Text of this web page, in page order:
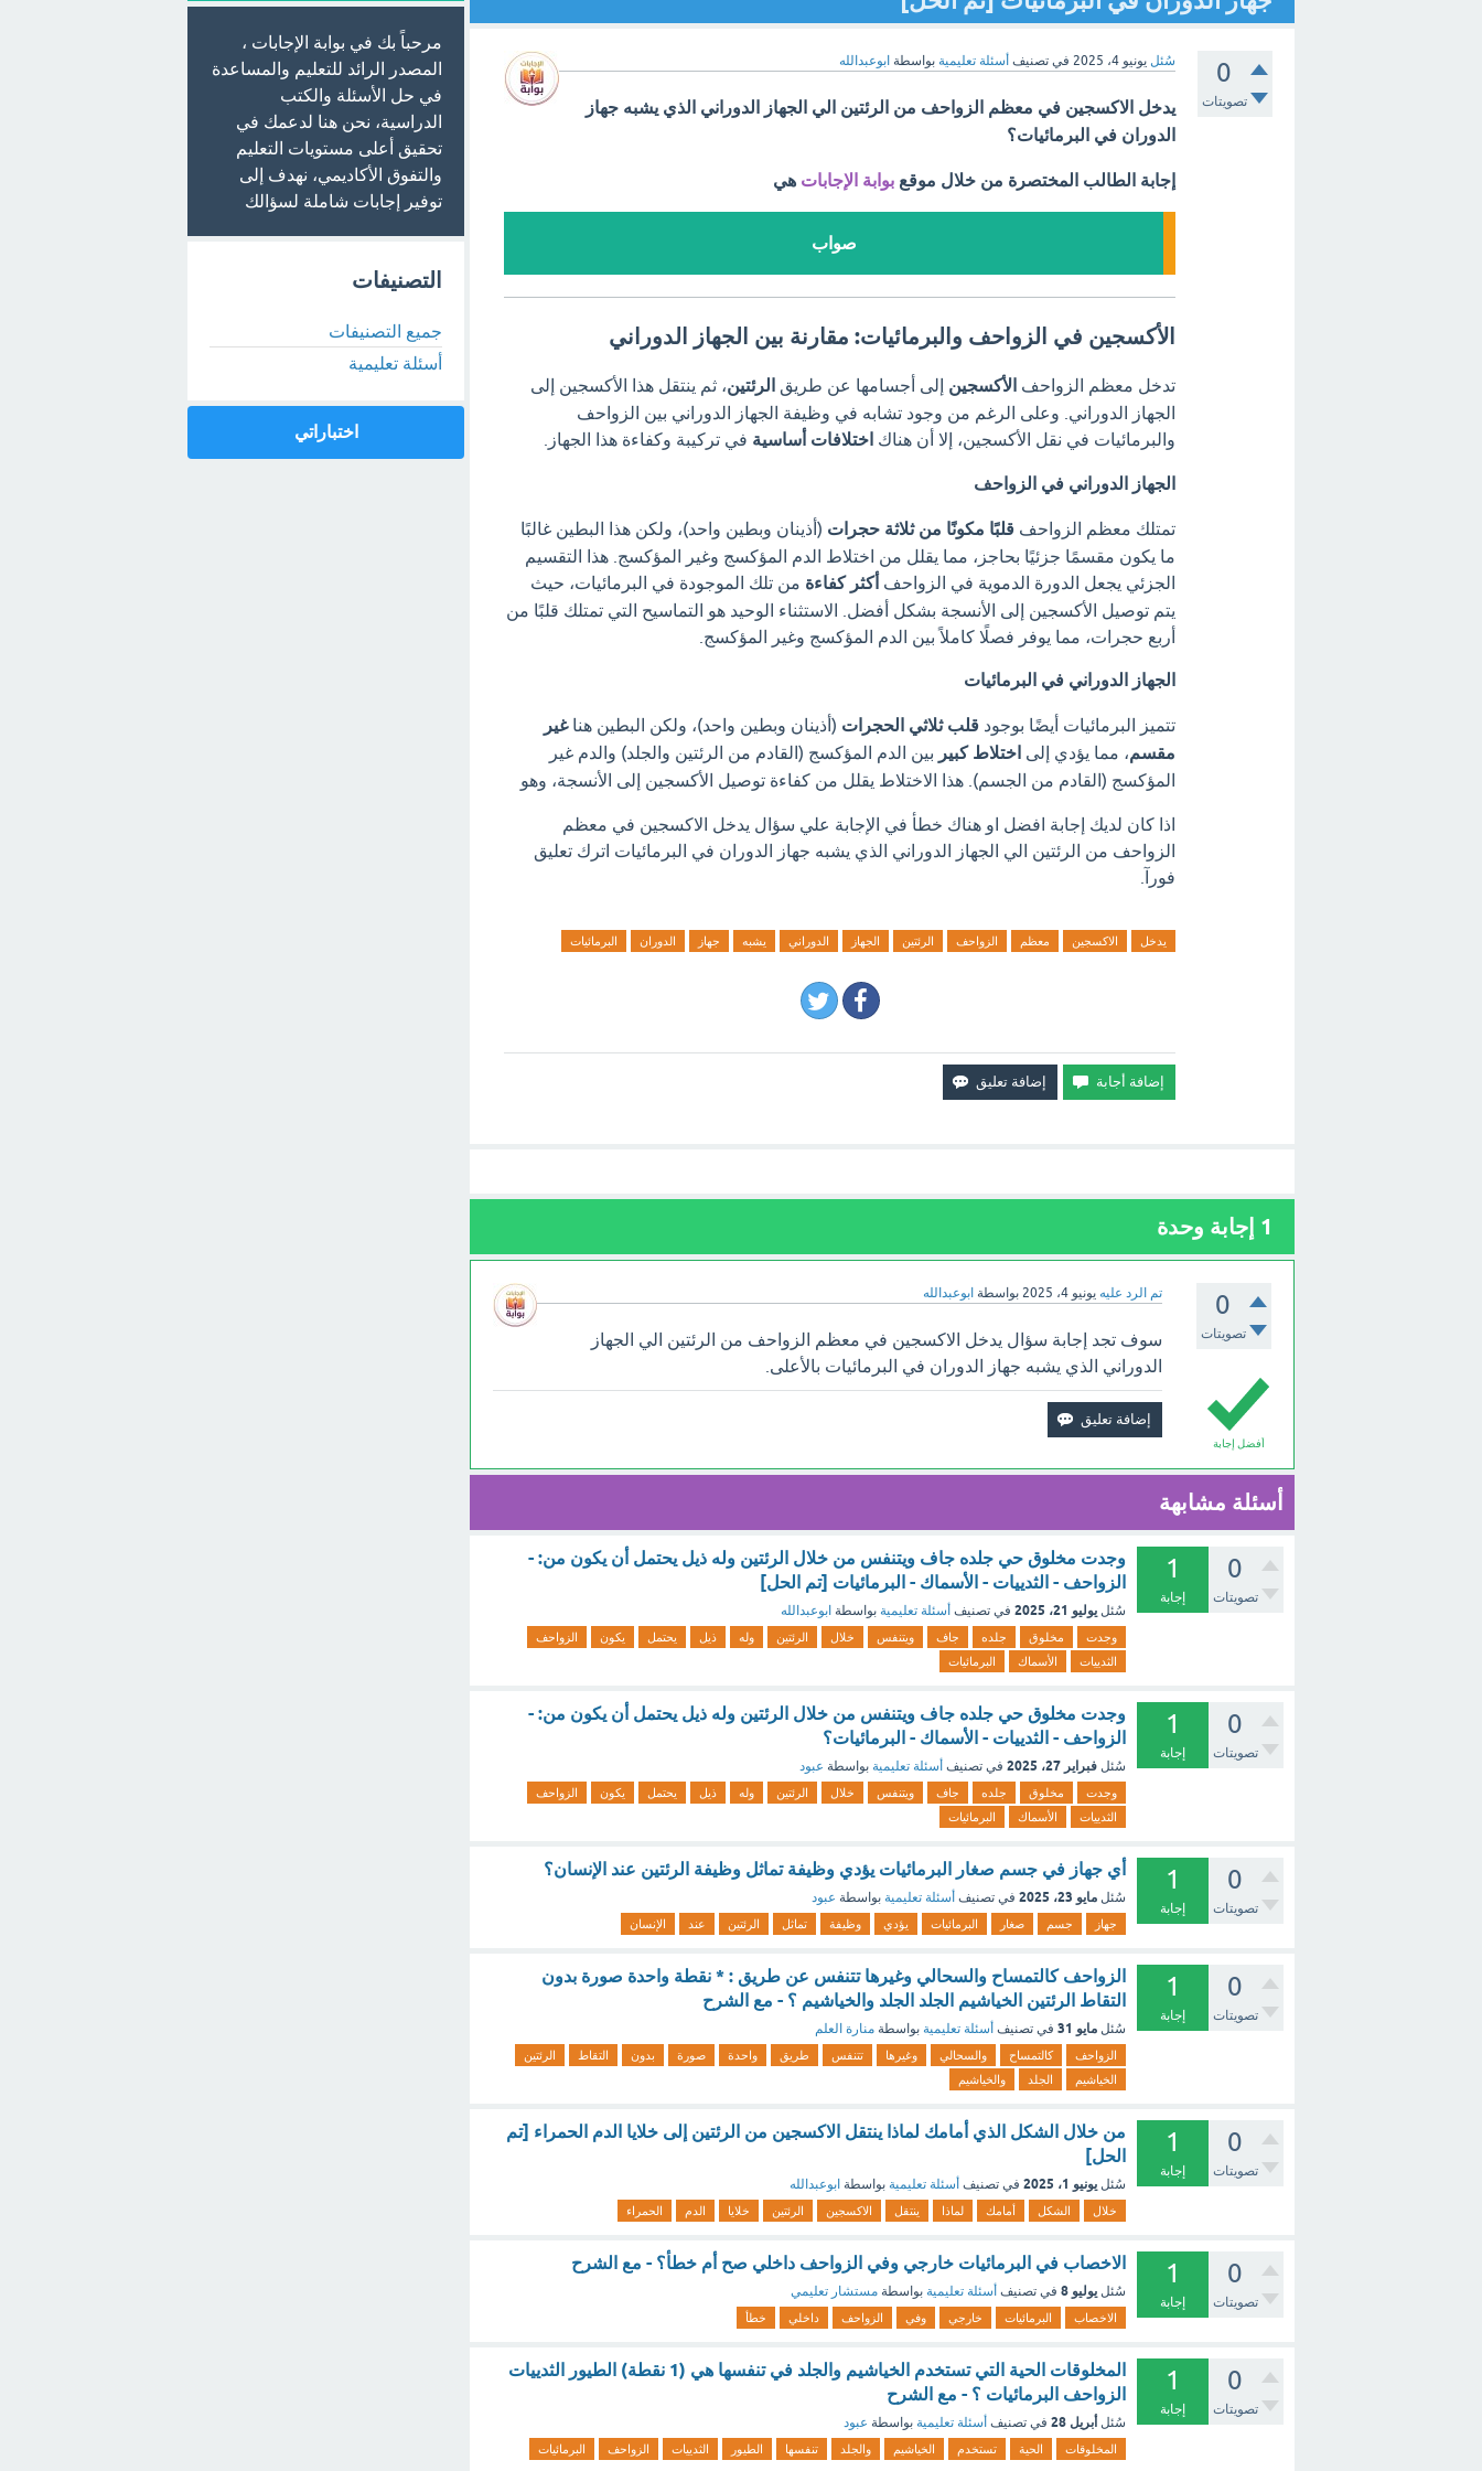
0
تصويتات
سُئل يونيو 4، 2025 في تصنيف أسئلة تعليمية بواسطة ابوعبدالله
يدخل الاكسجين في معظم الزواحف من الرئتين الي الجهاز الدوراني الذي يشبه جهاز
الدوران في البرمائيات؟
إجابة الطالب المختصرة من خلال موقع بوابة الإجابات هي
صواب
الأكسجين في الزواحف والبرمائيات: مقارنة بين الجهاز الدوراني
تدخل معظم الزواحف الأكسجين إلى أجسامها عن طريق الرئتين، ثم ينتقل هذا الأكسجين إلى
الجهاز الدوراني. وعلى الرغم من وجود تشابه في وظيفة الجهاز الدوراني بين الزواحف
والبرمائيات في نقل الأكسجين، إلا أن هناك اختلافات أساسية في تركيبة وكفاءة هذا الجهاز.
الجهاز الدوراني في الزواحف
تمتلك معظم الزواحف قلبًا مكونًا من ثلاثة حجرات (أذينان وبطين واحد)، ولكن هذا البطين غالبًا
ما يكون مقسمًا جزئيًا بحاجز، مما يقلل من اختلاط الدم المؤكسج وغير المؤكسج. هذا التقسيم
الجزئي يجعل الدورة الدموية في الزواحف أكثر كفاءة من تلك الموجودة في البرمائيات، حيث
يتم توصيل الأكسجين إلى الأنسجة بشكل أفضل. الاستثناء الوحيد هو التماسيح التي تمتلك قلبًا من
أربع حجرات، مما يوفر فصلًا كاملاً بين الدم المؤكسج وغير المؤكسج.
الجهاز الدوراني في البرمائيات
تتميز البرمائيات أيضًا بوجود قلب ثلاثي الحجرات (أذينان وبطين واحد)، ولكن البطين هناغير
مقسم، مما يؤدي إلى اختلاط كبير بين الدم المؤكسج (القادم من الرئتين والجلد) والدم غير
المؤكسج (القادم من الجسم). هذا الاختلاط يقلل من كفاءة توصيل الأكسجين إلى الأنسجة، وهو
اذا كان لديك إجابة افضل او هناك خطأ في الإجابة علي سؤال يدخل الاكسجين في معظم
الزواحف من الرئتين الي الجهاز الدوراني الذي يشبه جهاز الدوران في البرمائيات اترك تعليق
فورآ.
يدخل الاكسجين معظم الزواحف الرئتين الجهاز الدوراني يشبه جهاز الدوران البرمائيات
1 إجابة وحدة
0
تصويتات
تم الرد عليه يونيو 4، 2025 بواسطة ابوعبدالله
أفضل إجابة
سوف تجد إجابة سؤال يدخل الاكسجين في معظم الزواحف من الرئتين الي الجهاز
الدوراني الذي يشبه جهاز الدوران في البرمائيات بالأعلى.
أسئلة مشابهة
0
تصويتات
1
إجابة
وجدت مخلوق حي جلده جاف ويتنفس من خلال الرئتين وله ذيل يحتمل أن يكون من: -
الزواحف - الثدييات - الأسماك - البرمائيات [تم الحل]
سُئل يوليو 21، 2025 في تصنيف أسئلة تعليمية بواسطة ابوعبدالله
وجدت مخلوق جلده جاف ويتنفس خلال الرئتين وله ذيل يحتمل يكون
الزواحف
الثدييات
الأسماك البرمائيات
0
تصويتات
1
إجابة
وجدت مخلوق حي جلده جاف ويتنفس من خلال الرئتين وله ذيل يحتمل أن يكون من: -
الزواحف - الثدييات - الأسماك - البرمائيات؟
سُئل فبراير 27، 2025 في تصنيف أسئلة تعليمية بواسطة عبود
وجدت مخلوق جلده جاف ويتنفس خلال الرئتين وله ذيل يحتمل يكون
الزواحف
الثدييات
الأسماك البرمائيات
0
تصويتات
1
إجابة
أي جهاز في جسم صغار البرمائيات يؤدي وظيفة تماثل وظيفة الرئتين عند الإنسان؟
سُئل مايو 23، 2025 في تصنيف أسئلة تعليمية بواسطة عبود
جهاز جسم صغار البرمائيات يؤدي وظيفة تماثل الرئتين عند الإنسان
0
تصويتات
1
إجابة
الزواحف كالتمساح والسحالي وغيرها تتنفس عن طريق : * نقطة واحدة صورة بدون
التقاط الرئتين الخياشيم الجلد الجلد والخياشيم ؟ - مع الشرح
سُئل مايو 31 في تصنيف أسئلة تعليمية بواسطة منارة العلم
الزواحف كالتمساح والسحالي وغيرها تتنفس طريق واحدة صورة بدون التقاط
الرئتين
الخياشيم
الجلد والخياشيم
0
تصويتات
1
إجابة
من خلال الشكل الذي أمامك لماذا ينتقل الاكسجين من الرئتين إلى خلايا الدم الحمراء [تم
الحل]
سُئل يونيو 1، 2025 في تصنيف أسئلة تعليمية بواسطة ابوعبدالله
خلال الشكل أمامك لماذا ينتقل الاكسجين الرئتين خلايا الدم الحمراء
0
تصويتات
1
إجابة
الاخصاب في البرمائيات خارجي وفي الزواحف داخلي صح أم خطأ؟ - مع الشرح
سُئل يوليو 8 في تصنيف أسئلة تعليمية بواسطة مستشار تعليمي
الاخصاب البرمائيات خارجي وفي الزواحف داخلي خطأ
0
تصويتات
1
إجابة
المخلوقات الحية التي تستخدم الخياشيم والجلد في تنفسها هي (1 نقطة) الطيور الثدييات
الزواحف البرمائيات ؟ - مع الشرح
سُئل أبريل 28 في تصنيف أسئلة تعليمية بواسطة عبود
المخلوقات الحية تستخدم الخياشيم والجلد تنفسها الطيور الثدييات الزواحف البرمائيات
مرحباً بك في بوابة الإجابات ،
المصدر الرائد للتعليم والمساعدة
في حل الأسئلة والكتب
الدراسية، نحن هنا لدعمك في
تحقيق أعلى مستويات التعليم
والتفوق الأكاديمي، نهدف إلى
توفير إجابات شاملة لسؤالك
التصنيفات
جميع التصنيفات
أسئلة تعليمية
اختباراتي